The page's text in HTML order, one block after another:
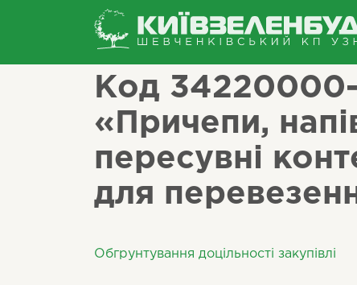
/
Інше /
Код
«Причепи,
пересувні
для
Обгрунтування доцільності закупівлі